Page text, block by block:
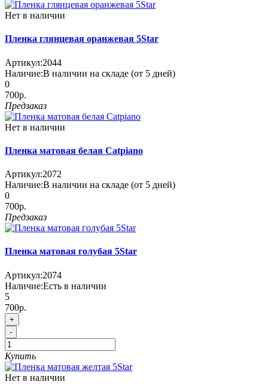
Нет в наличии
Пленка глянцевая оранжевая 5Star
Артикул:2044
Наличие:В наличии на складе (от 5 дней)
0
700р.
Предзаказ
Нет в наличии
Пленка матовая белая Catpiano
Артикул:2072
Наличие:В наличии на складе (от 5 дней)
0
700р.
Предзаказ
Пленка матовая голубая 5Star
Артикул:2074
Наличие:Есть в наличии
5
700р.
+
-
Купить
Нет в наличии